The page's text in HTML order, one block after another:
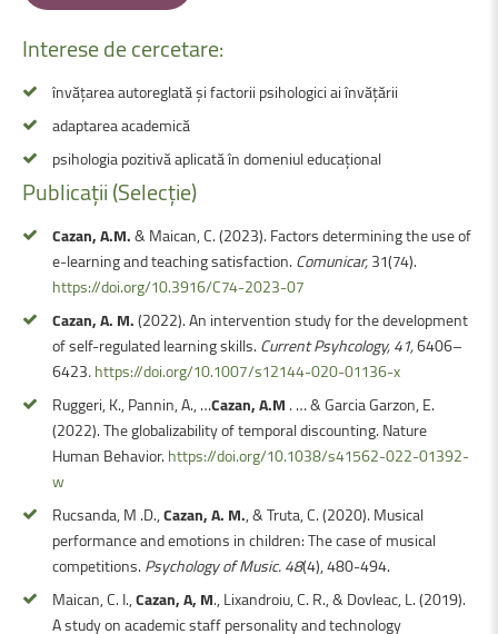
Interesedecercetare:
învățarea autoreglată și factorii psihologici ai învățării
adaptarea academică
psihologia pozitivă aplicată în domeniul educațional
Publicații(Selecție)
Cazan, A.M.& Maican, C. (2023). Factors determining the use of
e-learning and teaching satisfaction. Comunicar,31(74).
https://doi.org/10.3916/C74-2023-07
Cazan, A. M.(2022). An intervention study for the development
of self-regulated learning skills. Current Psyhcology, 41,6406–
6423.https://doi.org/10.1007/s12144-020-01136-x
Ruggeri, K., Pannin, A., …Cazan, A.M . … & Garcia Garzon, E.
(2022). The globalizability of temporal discounting. Nature
Human Behavior. https://doi.org/10.1038/s41562-022-01392-
w
Rucsanda, M .D.,Cazan, A. M., & Truta, C. (2020). Musical
performance and emotions in children: The case of musical
competitions. Psychology of Music. 48(4), 480-494.
Maican, C. I.,Cazan, A, M., Lixandroiu, C. R., & Dovleac, L. (2019).
A study on academic staff personality and technology